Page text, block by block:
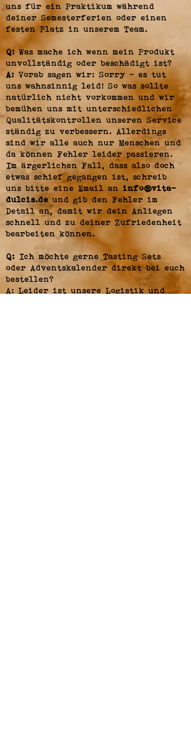
uns für ein Praktikum während
deiner Semesterferien oder einen
festen Platz in unserem Team.
Q:Was mache ich wenn mein Produkt
unvollständig oder beschädigt ist?
A: Vorab sagen wir: Sorry - es tut
uns wahnsinnig leid! So was sollte
natürlich nicht vorkommen und wir
bemühen uns mit unterschiedlichen
Qualitätskontrollen unseren Service
ständig zu verbessern. Allerdings
sind wir alle auch nur Menschen und
da können Fehler leider passieren.
Im ärgerlichen Fall, dass also doch
etwas schief gegangen ist, schreib
uns bitte eine Email an info@vita-
dulcis.de und gib den Fehler im
Detail an, damit wir dein Anliegen
schnell und zu deiner Zufriedenheit
bearbeiten können.
Q: Ich möchte gerne Tasting Sets
oder Adventskalender direkt bei euch
bestellen?
A: Leider ist unsere Logistik und